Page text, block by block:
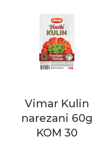
Vimar Kulin
narezani 60g
KOM 30